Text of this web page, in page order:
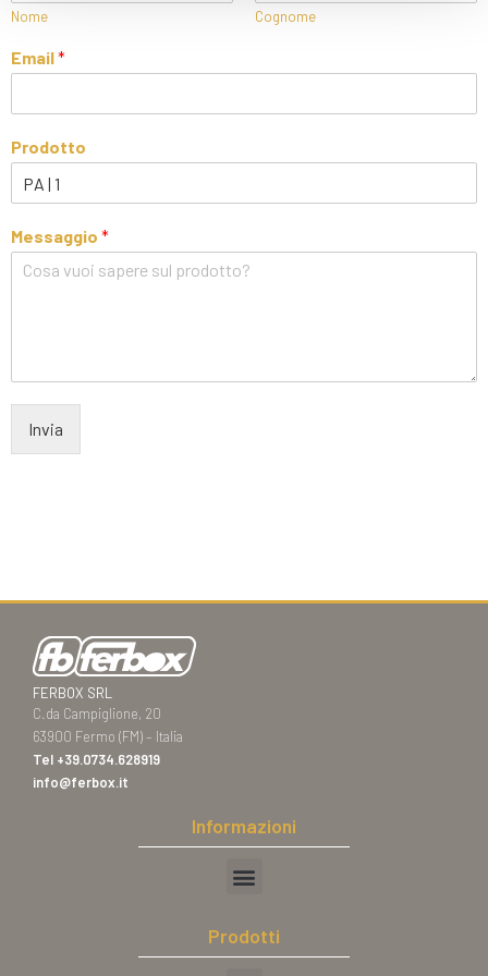
Nome Cognome
Email*
Prodotto
Messaggio *
Invia
FERBOX SRL
C.da Campiglione, 20
63900 Fermo (FM) – Italia
Tel +39.0734.628919
info@ferbox.it
Informazioni
Prodotti